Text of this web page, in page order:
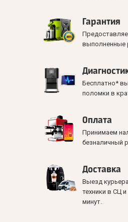
Гарантия
выполненные
Бесплатно*
поломки в
Оплата
Принимаем
безналичный
Доставка
Выезд
техники в СЦ
минут.